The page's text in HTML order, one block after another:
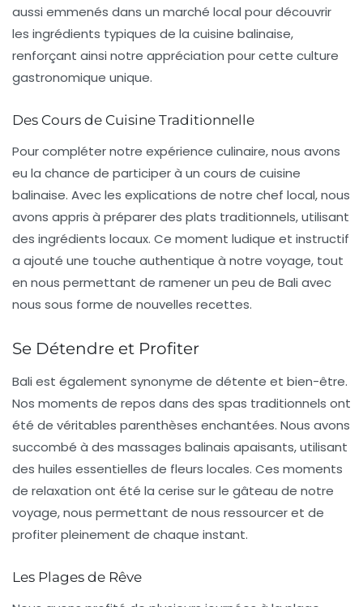
aussi emmenés dans un marché local pour découvrir
les ingrédients typiques de la cuisine balinaise,
renforçant ainsi notre appréciation pour cette culture
gastronomique unique.
Des Cours de Cuisine Traditionnelle
Pour compléter notre expérience culinaire, nous avons
eu la chance de participer à un cours de cuisine
balinaise. Avec les explications de notre chef local, nous
avons appris à préparer des plats traditionnels, utilisant
des ingrédients locaux. Ce moment ludique et instructif
a ajouté une touche authentique à notre voyage, tout
en nous permettant de ramener un peu de Bali avec
nous sous forme de nouvelles recettes.
Se Détendre et Profiter
Bali est également synonyme de détente et bien-être.
Nos moments de repos dans des spas traditionnels ont
été de véritables parenthèses enchantées. Nous avons
succombé à des massages balinais apaisants, utilisant
des huiles essentielles de fleurs locales. Ces moments
de relaxation ont été la cerise sur le gâteau de notre
voyage, nous permettant de nous ressourcer et de
profiter pleinement de chaque instant.
Les Plages de Rêve